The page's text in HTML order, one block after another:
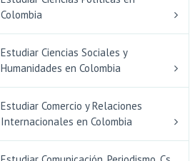
Colombia
Estudiar Ciencias Sociales y
Humanidades en Colombia
Estudiar Comercio y Relaciones
Internacionales en Colombia